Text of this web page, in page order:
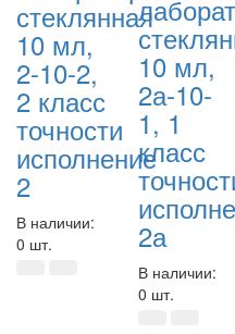
стеклянная
10 мл,
2-10-2,
2 класс
точности
исполнение
2
В наличии:
0 шт.
10 мл,
2а-10-
1, 1
класс
2а
В наличии:
0 шт.